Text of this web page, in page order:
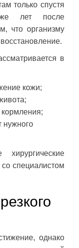
только спустя
лет после
что организму
в
кожи;
нужного
специалистом
однако